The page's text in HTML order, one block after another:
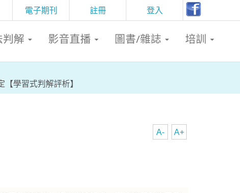
註冊 登入
電子期刊
判解 影音直播 圖書/雜誌 培訓
學習式判解評析】
A+
A-